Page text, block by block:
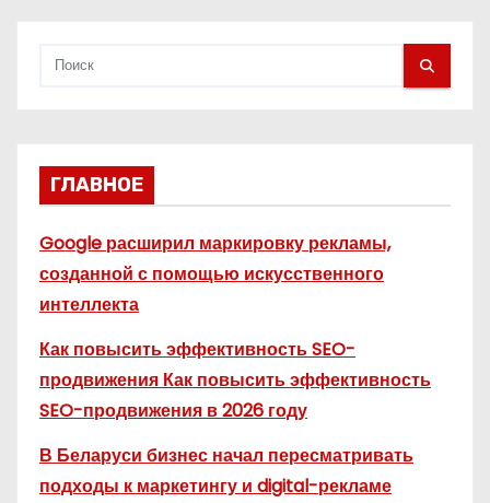
ГЛАВНОЕ
Google расширил маркировку рекламы,
созданной с помощью искусственного
интеллекта
Как повысить эффективность SEO-
продвижения Как повысить эффективность
SEO-продвижения в 2026 году
В Беларуси бизнес начал пересматривать
подходы к маркетингу и digital-рекламе